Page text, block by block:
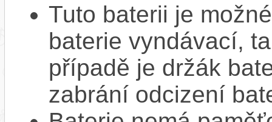
Tuto baterii je
baterie vyndávací,
případě je držák
zabrání odcizení